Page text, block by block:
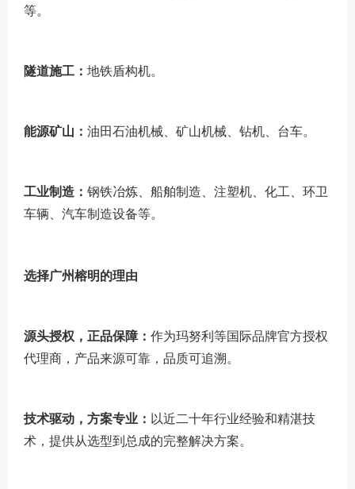
等。
隧道施工： 地铁盾构机。
能源矿山： 油田石油机械、矿山机械、钻机、台车。
工业制造： 钢铁冶炼、船舶制造、注塑机、化工、环卫
车辆、汽车制造设备等。
选择广州榕明的理由
源头授权，正品保障： 作为玛努利等国际品牌官方授权
代理商，产品来源可靠，品质可追溯。
技术驱动，方案专业： 以近二十年行业经验和精湛技
术，提供从选型到总成的完整解决方案。